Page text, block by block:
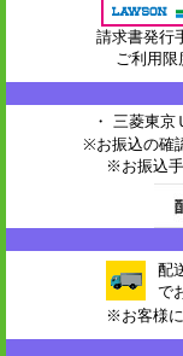
請求書発行
ご利用限
・ 三菱東
※お振込の確
※お振込手
配
で
※お客様に